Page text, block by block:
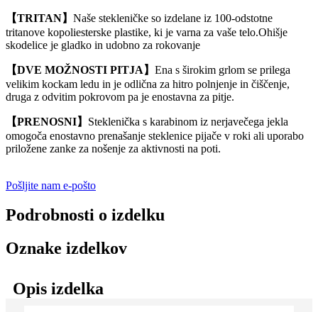
【TRITAN】 Naše stekleničke so izdelane iz 100-odstotne
tritanove kopoliesterske plastike, ki je varna za vaše telo.Ohišje
skodelice je gladko in udobno za rokovanje
【DVE MOŽNOSTI PITJA】 Ena s širokim grlom se prilega
velikim kockam ledu in je odlična za hitro polnjenje in čiščenje,
druga z odvitim pokrovom pa je enostavna za pitje.
【PRENOSNI】 Steklenička s karabinom iz nerjavečega jekla
omogoča enostavno prenašanje steklenice pijače v roki ali uporabo
priložene zanke za nošenje za aktivnosti na poti.
Pošljite nam e-pošto
Podrobnosti o izdelku
Oznake izdelkov
Opis izdelka